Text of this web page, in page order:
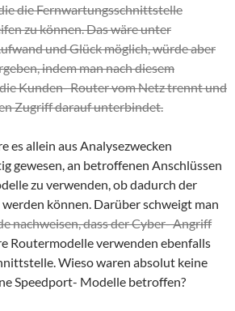
die Fernwartungsschnittstelle
zu können. Das wäre unter
und Glück möglich, würde aber
indem man nach diesem
Kunden- Router vom Netz trennt und
Zugriff darauf unterbindet.
es allein aus Analysezwecken
gewesen, an betroffenen Anschlüssen
zu verwenden, ob dadurch der
können. Darüber schweigt man
nachweisen, dass der Cyber- Angriff
Routermodelle verwenden ebenfalls
Wieso waren absolut keine
Speedport- Modelle betroffen?